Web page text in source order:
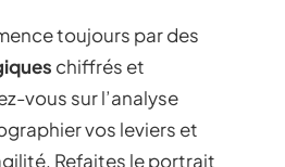
toujours par des
chiffrés et
vous sur l’analyse
vos leviers et
Refaites le portrait